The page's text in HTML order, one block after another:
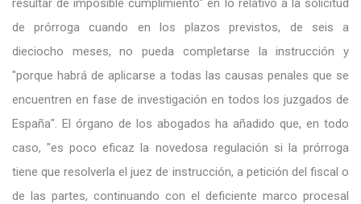
resultar de imposible cumplimiento" en lo relativo a la solicitud
de prórroga cuando en los plazos previstos, de seis a
dieciocho meses, no pueda completarse la instrucción y
"porque habrá de aplicarse a todas las causas penales que se
encuentren en fase de investigación en todos los juzgados de
España". El órgano de los abogados ha añadido que, en todo
caso, "es poco eficaz la novedosa regulación si la prórroga
tiene que resolverla el juez de instrucción, a petición del fiscal o
de las partes, continuando con el deficiente marco procesal